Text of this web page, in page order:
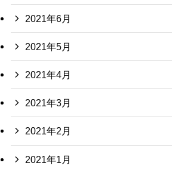
2021年6月
2021年5月
2021年4月
2021年3月
2021年2月
2021年1月